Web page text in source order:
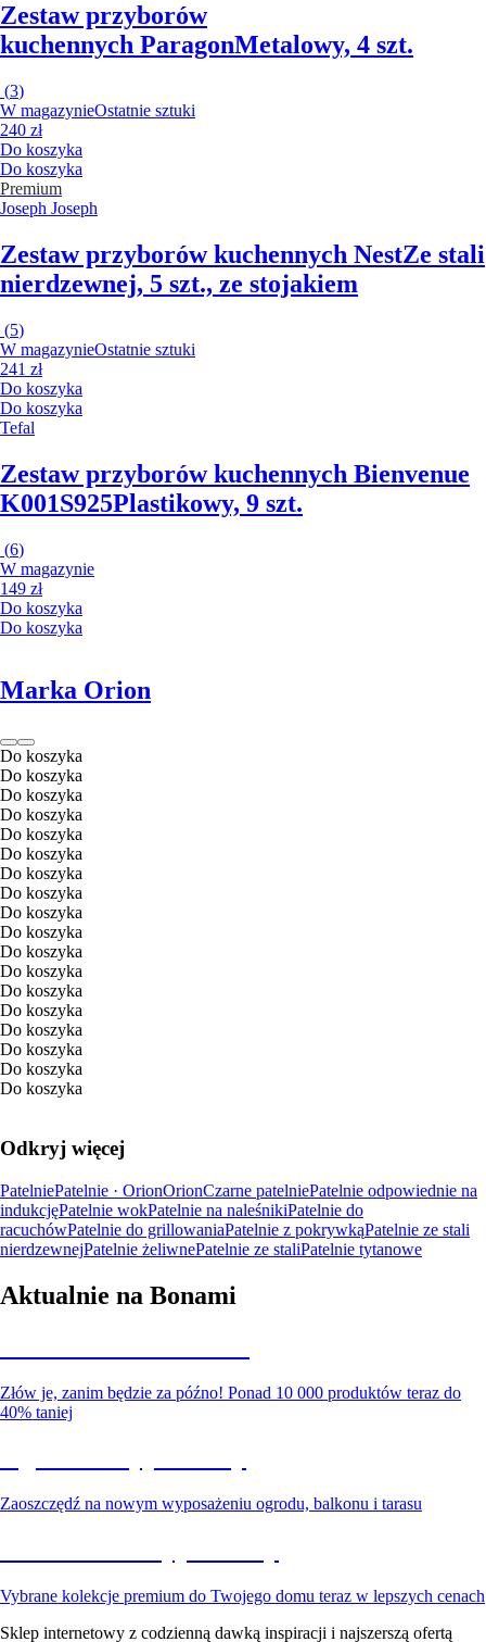
Zestaw przyborów
kuchennych ParagonMetalowy, 4 szt.
(3)
W magazynieOstatnie sztuki
240 zł
Do koszyka
Do koszyka
Premium
Joseph Joseph
Zestaw przyborów kuchennych NestZe stali
nierdzewnej, 5 szt., ze stojakiem
(5)
W magazynieOstatnie sztuki
241 zł
Do koszyka
Do koszyka
Tefal
Zestaw przyborów kuchennych Bienvenue
K001S925Plastikowy, 9 szt.
(6)
W magazynie
149 zł
Do koszyka
Do koszyka
Marka Orion
Do koszyka
Do koszyka
Do koszyka
Do koszyka
Do koszyka
Do koszyka
Do koszyka
Do koszyka
Do koszyka
Do koszyka
Do koszyka
Do koszyka
Do koszyka
Do koszyka
Do koszyka
Do koszyka
Do koszyka
Do koszyka
Odkryj więcej
PatelniePatelnie · OrionOrionCzarne patelniePatelnie odpowiednie na
indukcjęPatelnie wokPatelnie na naleśnikiPatelnie do
racuchówPatelnie do grillowaniaPatelnie z pokrywkąPatelnie ze stali
nierdzewnejPatelnie żeliwnePatelnie ze staliPatelnie tytanowe
Aktualnie na Bonami
Złów je, zanim będzie za późno! Ponad 10 000 produktów teraz do
40% taniej
Zaoszczędź na nowym wyposażeniu ogrodu, balkonu i tarasu
Vybrane kolekcje premium do Twojego domu teraz w lepszych cenach
Sklep internetowy z codzienną dawką inspiracji i najszerszą ofertą